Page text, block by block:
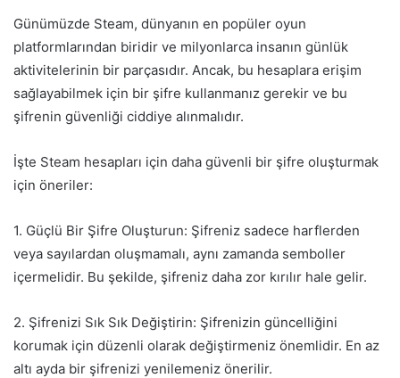
Günümüzde Steam, dünyanın en popüler oyun
platformlarından biridir ve milyonlarca insanın günlük
aktivitelerinin bir parçasıdır. Ancak, bu hesaplara erişim
sağlayabilmek için bir şifre kullanmanız gerekir ve bu
şifrenin güvenliği ciddiye alınmalıdır.
İşte Steam hesapları için daha güvenli bir şifre oluşturmak
için öneriler:
1. Güçlü Bir Şifre Oluşturun: Şifreniz sadece harflerden
veya sayılardan oluşmamalı, aynı zamanda semboller
içermelidir. Bu şekilde, şifreniz daha zor kırılır hale gelir.
2. Şifrenizi Sık Sık Değiştirin: Şifrenizin güncelliğini
korumak için düzenli olarak değiştirmeniz önemlidir. En az
altı ayda bir şifrenizi yenilemeniz önerilir.